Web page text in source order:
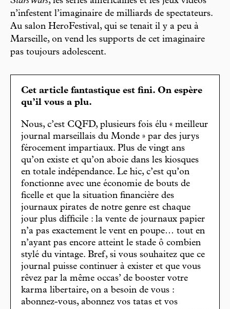
n’infestent l’imaginaire de milliards de spectateurs.
Au salon HeroFestival, qui se tenait il y a peu à
Marseille, on vend les supports de cet imaginaire
pas toujours adolescent.
Cet article fantastique est fini. On espère
qu’il vous a plu.
Nous, c’est CQFD, plusieurs fois élu « meilleur
journal marseillais du Monde » par des jurys
férocement impartiaux. Plus de vingt ans
qu’on existe et qu’on aboie dans les kiosques
en totale indépendance. Le hic, c’est qu’on
fonctionne avec une économie de bouts de
ficelle et que la situation financière des
journaux pirates de notre genre est chaque
jour plus difficile : la vente de journaux papier
n’a pas exactement le vent en poupe… tout en
n’ayant pas encore atteint le stade ô combien
stylé du vintage. Bref, si vous souhaitez que ce
journal puisse continuer à exister et que vous
rêvez par la même occas’ de booster votre
karma libertaire, on a besoin de vous :
abonnez-vous, abonnez vos tatas et vos